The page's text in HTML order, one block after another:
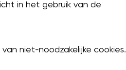
in het gebruik van de
niet-noodzakelijke cookies.